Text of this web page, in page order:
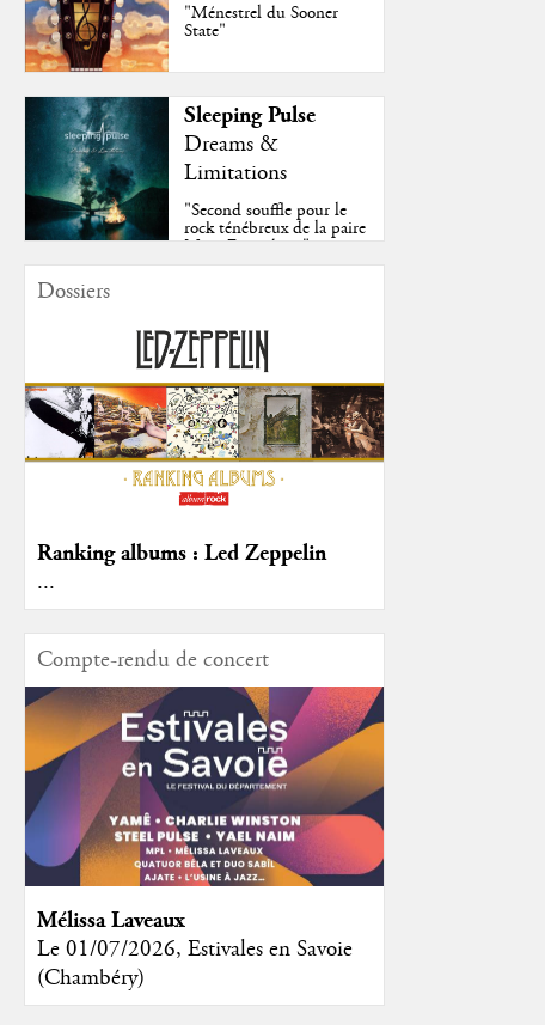
"Ménestrel du Sooner
State"
Sleeping Pulse
Dreams &
Limitations
"Second souffle pour le
rock ténébreux de la paire
Moss-Fazendeiro"
Dossiers
Ranking albums : Led Zeppelin
...
Compte-rendu de concert
Mélissa Laveaux
Le 01/07/2026, Estivales en Savoie
(Chambéry)